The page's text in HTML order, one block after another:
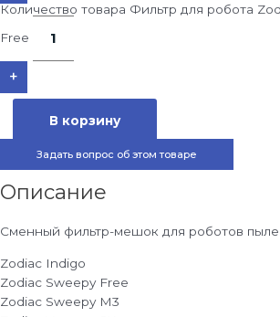
Количество товара Фильтр для робота
Free
+
В корзину
Задать вопрос об этом товаре
Описание
Сменный фильтр-мешок для роботов
Zodiac Indigo
Zodiac Sweepy Free
Zodiac Sweepy M3